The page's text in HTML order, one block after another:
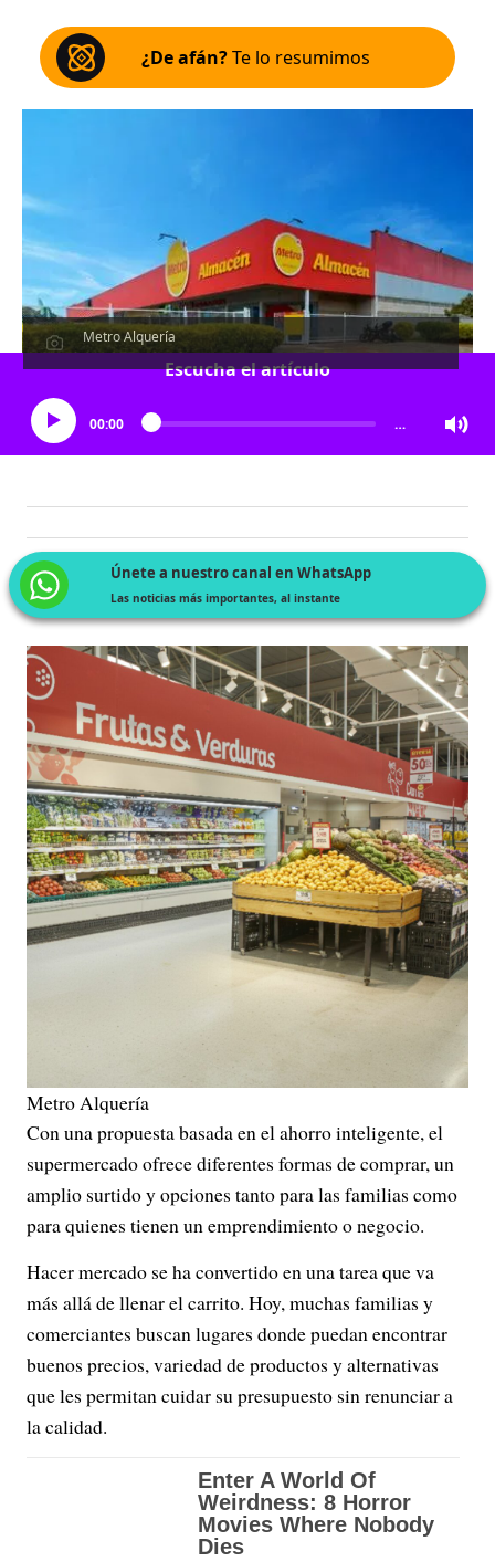
¿De afán?Te lo resumimos
Metro Alquería
Escucha el artículo
00:00 …
Únete a nuestro canal en WhatsApp
Las noticias más importantes, al instante
Metro Alquería
Con una propuesta basada en el ahorro inteligente, el
supermercado ofrece diferentes formas de comprar, un
amplio surtido y opciones tanto para las familias como
para quienes tienen un emprendimiento o negocio.
Hacer mercado se ha convertido en una tarea que va
más allá de llenar el carrito. Hoy, muchas familias y
comerciantes buscan lugares donde puedan encontrar
buenos precios, variedad de productos y alternativas
que les permitan cuidar su presupuesto sin renunciar a
la calidad.